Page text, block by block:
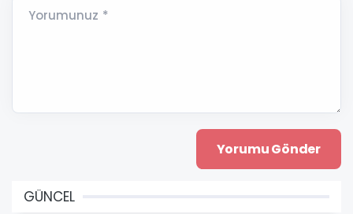
Yorumunuz *
GÜNCEL